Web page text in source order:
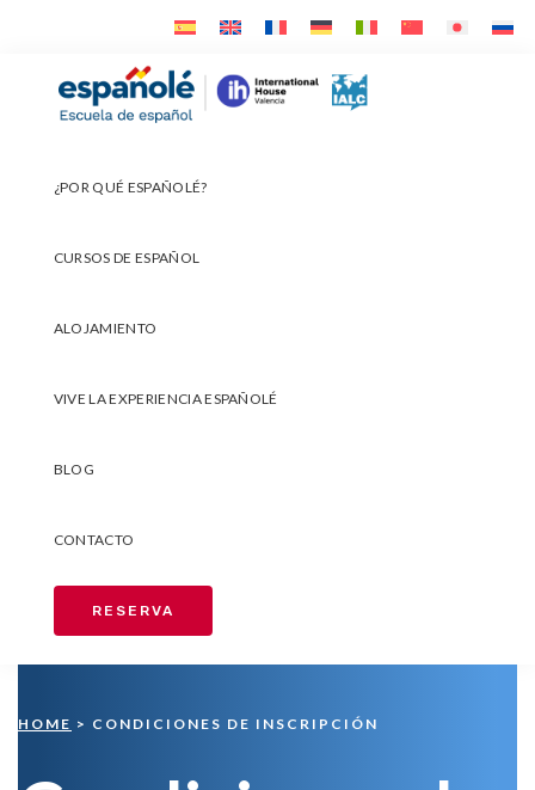
navegación
contenido
¿POR QUÉ ESPAÑOLÉ?
CURSOS DE ESPAÑOL
ALOJAMIENTO
VIVE LA EXPERIENCIA ESPAÑOLÉ
BLOG
CONTACTO
RESERVA
HOME > CONDICIONES DE INSCRIPCIÓN